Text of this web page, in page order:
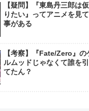
【疑問】『東島丹三郎は
りたい』ってアニメを見
事がある
【考察】『Fate/Zero』
ルムッドじゃなくて誰を
てたん？